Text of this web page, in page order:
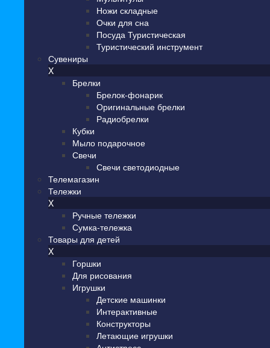
Ножи складные
Очки для сна
Посуда Туристическая
Туристический инструмент
Сувениры
X
Брелки
Брелок-фонарик
Оригинальные брелки
Радиобрелки
Кубки
Мыло подарочное
Свечи
Свечи светодиодные
Телемагазин
Тележки
X
Ручные тележки
Сумка-тележка
Товары для детей
X
Горшки
Для рисования
Игрушки
Детские машинки
Интерактивные
Конструкторы
Летающие игрушки